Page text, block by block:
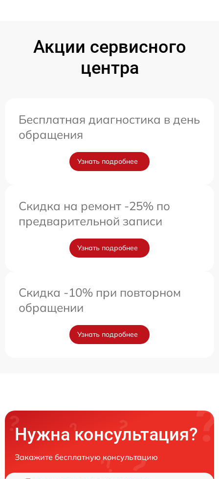
Акции сервисного
центра
Бесплатная диагностика в день
обращения
Узнать подробнее
Скидка на ремонт -25% по
предварительной записи
Узнать подробнее
Скидка -10% при повторном
обращении
Узнать подробнее
Нужна консультация?
Закажите бесплатную консультацию